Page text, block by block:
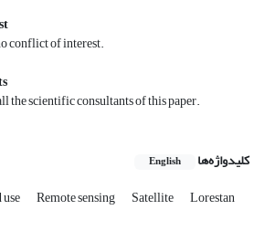
conflict of interest.
the scientific consultants of this paper.
کلیدواژه‌ها English
Remote sensing Satellite Lorestan